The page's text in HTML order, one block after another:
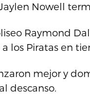
Nowell
Raymond
a los Piratas en
mejor y
descanso.